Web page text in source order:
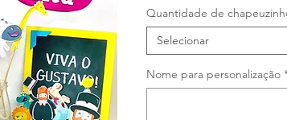
Quantidade de
Selecionar
Nome para personalização